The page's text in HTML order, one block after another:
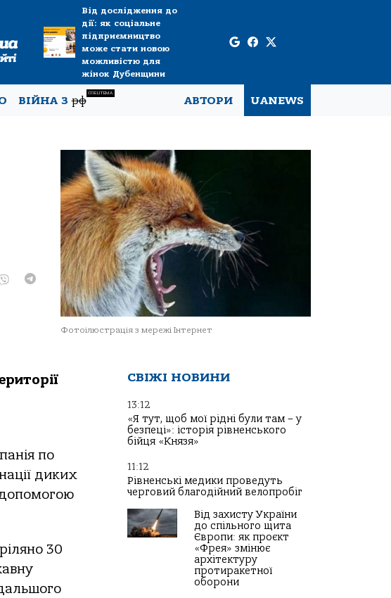
Від дослідження до
дії: як соціальне
підприємництво
може стати новою
можливістю для
жінок Дубенщини
ВІЙНА Зрф
СПЕЦТЕМА
АВТОРИ UANEWS
Фотоілюстрація з мережі Інтернет
по
диких
допомогою
30
СВІЖІ НОВИНИ
13:12
«Я тут, щоб мої рідні були там – у
безпеці»: історія рівненського
бійця «Князя»
11:12
Рівненські медики проведуть
черговий благодійний велопробіг
Від захисту України
до спільного щита
Європи: як проєкт
«Фрея» змінює
архітектуру
протиракетної
оборони